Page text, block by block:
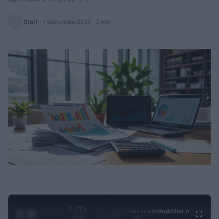
Staff · 1 Settembre 2025 · 3 min
0:28 /
Ad hubMedia